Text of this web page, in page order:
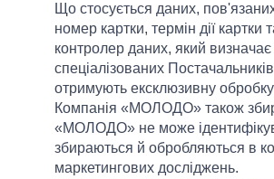
Що стосується даних,
номер картки, термін дії
контролер даних, який
спеціалізованих
отримують ексклюзивну
Компанія «МОЛОДО» також
«МОЛОДО» не може
збираються й обробляються в
маркетингових досліджень.